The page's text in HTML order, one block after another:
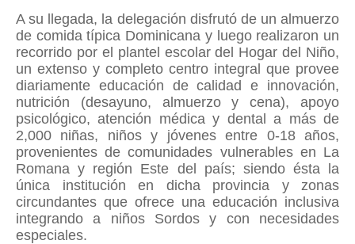
A su llegada, la delegación disfrutó de un almuerzo
de comida típica Dominicana y luego realizaron un
recorrido por el plantel escolar del Hogar del Niño,
un extenso y completo centro integral que provee
diariamente educación de calidad e innovación,
nutrición (desayuno, almuerzo y cena), apoyo
psicológico, atención médica y dental a más de
2,000 niñas, niños y jóvenes entre 0-18 años,
provenientes de comunidades vulnerables en La
Romana y región Este del país; siendo ésta la
única institución en dicha provincia y zonas
circundantes que ofrece una educación inclusiva
integrando a niños Sordos y con necesidades
especiales.